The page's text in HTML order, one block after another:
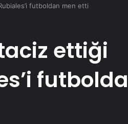
futboldan men etti
ettiği